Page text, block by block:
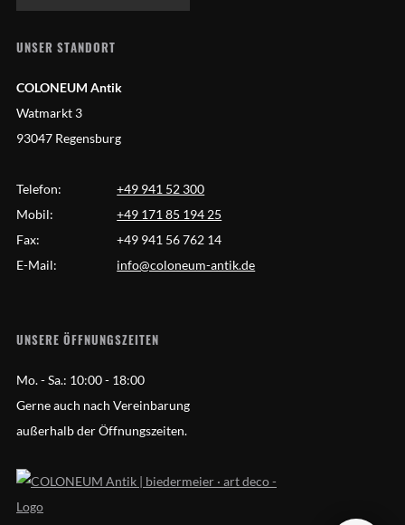
UNSER STANDORT
COLONEUM Antik
Watmarkt 3
93047 Regensburg
Telefon:
+49 941 52 300
Mobil:
+49 171 85 194 25
Fax:
+49 941 56 762 14
E-Mail:
info@coloneum-antik.de
UNSERE ÖFFNUNGSZEITEN
Mo. - Sa.: 10:00 - 18:00
Gerne auch nach Vereinbarung
außerhalb der Öffnungszeiten.